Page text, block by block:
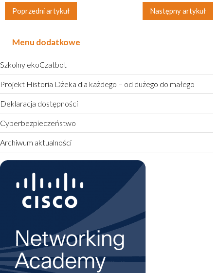
Menu dodatkowe
Szkolny ekoCzatbot
Projekt Historia Dżeka dla każdego – od dużego do małego
Deklaracja dostępności
Cyberbezpieczeństwo
Archiwum aktualności
Poprzedni artykuł Następny artykuł